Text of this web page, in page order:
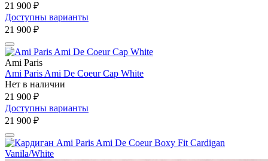
21 900 ₽
Доступны варианты
21 900 ₽
Ami Paris
Ami Paris Ami De Coeur Cap White
Нет в наличии
21 900 ₽
Доступны варианты
21 900 ₽